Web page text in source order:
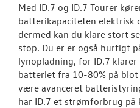
Med ID.7 og ID.7 Tourer
batterikapaciteten elektrisk
dermed kan du klare stort
stop. Du er er også hurtigt
lynopladning, for ID.7
batteriet fra 10-80% på
være avanceret
har ID.7 et strømforbrug på